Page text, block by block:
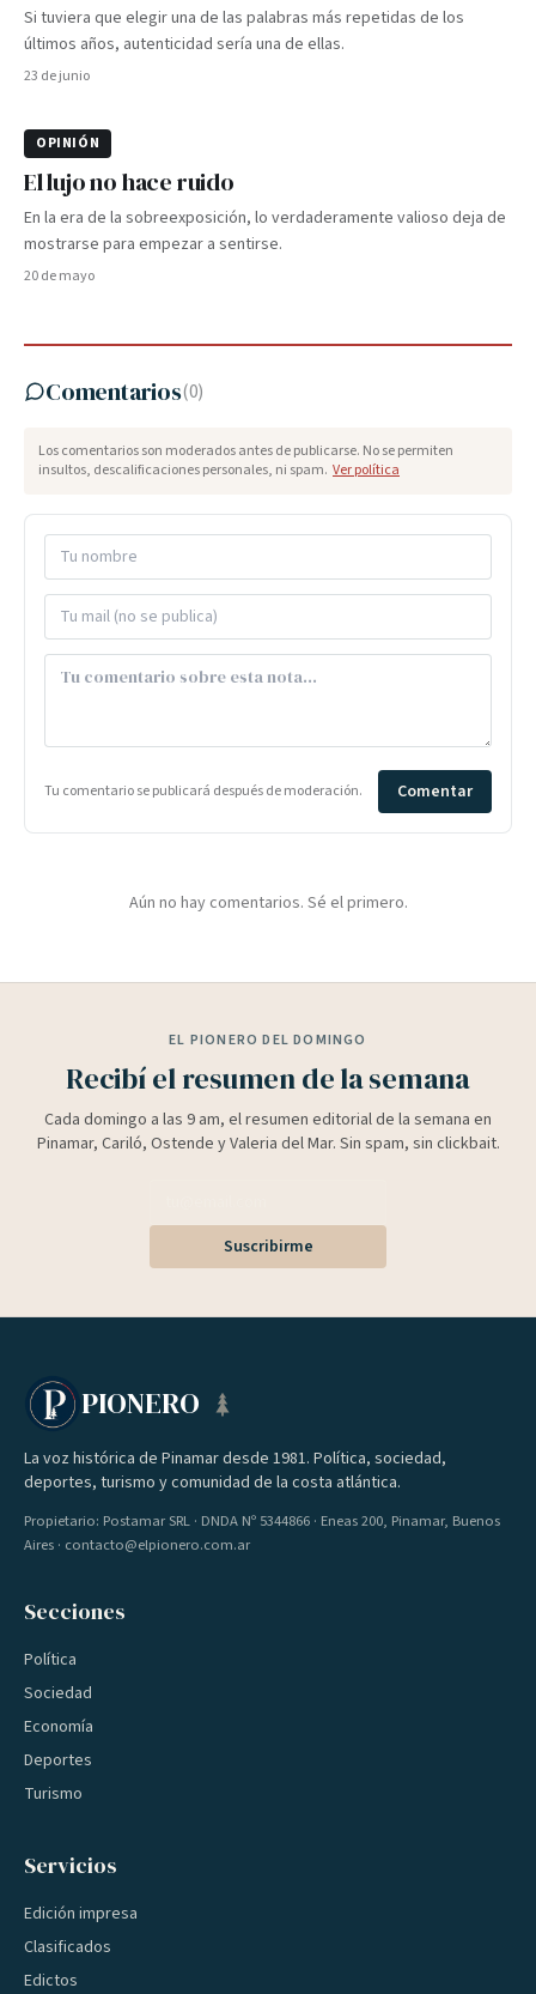
Si tuviera que elegir una de las palabras más repetidas de los
últimos años, autenticidad sería una de ellas.
23 de junio
OPINIÓN
El lujo no hace ruido
En la era de la sobreexposición, lo verdaderamente valioso deja de
mostrarse para empezar a sentirse.
20 de mayo
Comentarios(0)
Los comentarios son moderados antes de publicarse. No se permiten
insultos, descalificaciones personales, ni spam. Ver política
Tu comentario se publicará después de moderación. Comentar
Aún no hay comentarios. Sé el primero.
EL PIONERO DEL DOMINGO
Recibí el resumen de la semana
Cada domingo a las 9 am, el resumen editorial de la semana en
Pinamar, Cariló, Ostende y Valeria del Mar. Sin spam, sin clickbait.
Suscribirme
PIONERO
La voz histórica de Pinamar desde 1981. Política, sociedad,
deportes, turismo y comunidad de la costa atlántica.
Propietario: Postamar SRL · DNDA Nº 5344866 · Eneas 200, Pinamar, Buenos
Aires · contacto@elpionero.com.ar
Secciones
Política
Sociedad
Economía
Deportes
Turismo
Servicios
Edición impresa
Clasificados
Edictos